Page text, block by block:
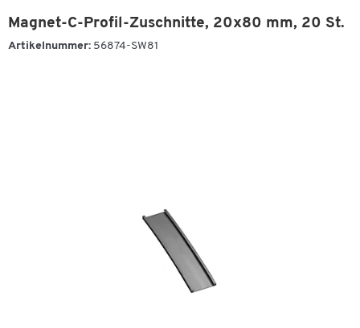
Magnet-C-Profil-Zuschnitte, 20x80 mm, 20 St.
Artikelnummer: 56874-SW81